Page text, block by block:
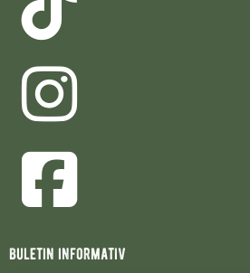
buletin informativ